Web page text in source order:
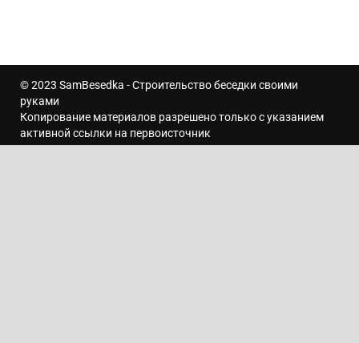
© 2023 SamBesedka - Строительство беседки своими
руками
Копирование материалов разрешено только с указанием
активной ссылки на первоисточник